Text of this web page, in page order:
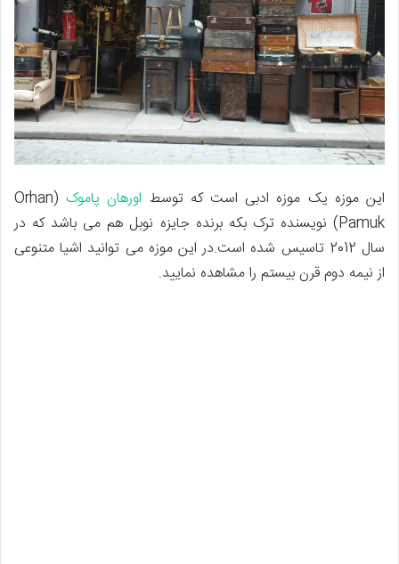
این موزه یک موزه ادبی است که توسط اورهان پاموک (Orhan
Pamuk) نویسنده ترک بکه برنده جایزه نوبل هم می باشد که در
سال 2012 تاسیس شده است.در این موزه می توانید اشیا متنوعی
از نیمه دوم قرن بیستم را مشاهده نمایید.